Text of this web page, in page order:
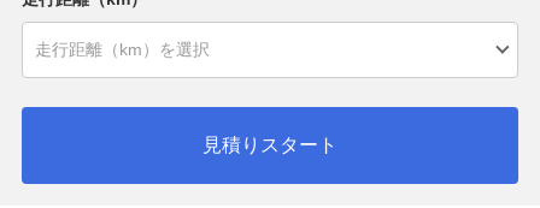
見積りスタート